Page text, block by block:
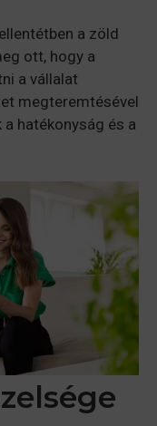
a zöld
ott, hogy a
a vállalat
megteremtésével
hatékonyság és a